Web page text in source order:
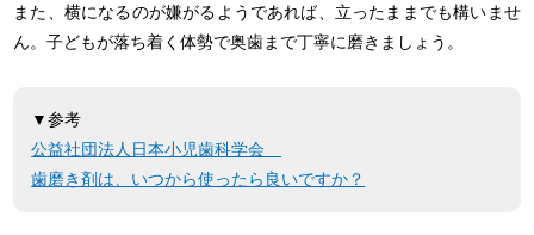
また、横になるのが嫌がるようであれば、立ったままでも構いませ
ん。子どもが落ち着く体勢で奥歯まで丁寧に磨きましょう。
▼参考
公益社団法人日本小児歯科学会
歯磨き剤は、いつから使ったら良いですか？